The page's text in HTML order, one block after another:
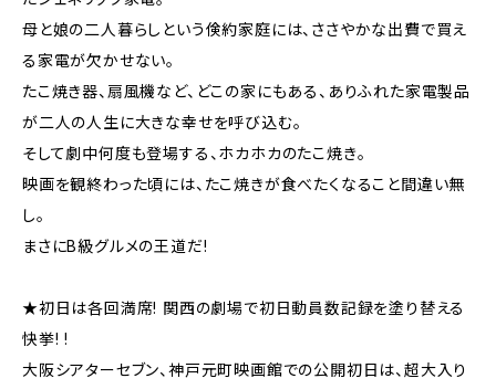
母と娘の二人暮らしという倹約家庭には、ささやかな出費で買え
る家電が欠かせない。
たこ焼き器、扇風機など、どこの家にもある、ありふれた家電製品
が二人の人生に大きな幸せを呼び込む。
そして劇中何度も登場する、ホカホカのたこ焼き。
映画を観終わった頃には、たこ焼きが食べたくなること間違い無
し。
まさにB級グルメの王道だ!
★初日は各回満席! 関西の劇場で初日動員数記録を塗り替える
快挙! !
大阪シアターセブン、神戸元町映画館での公開初日は、超大入り